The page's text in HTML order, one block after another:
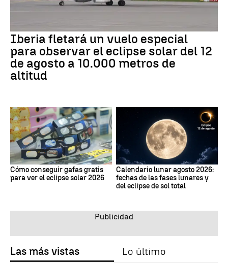
Iberia fletará un vuelo especial
para observar el eclipse solar del 12
de agosto a 10.000 metros de
altitud
Cómo conseguir gafas gratis
para ver el eclipse solar 2026
Calendario lunar agosto 2026:
fechas de las fases lunares y
del eclipse de sol total
Las más vistas Lo último